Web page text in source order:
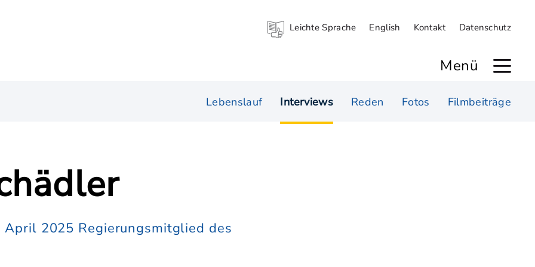
Leichte Sprache English Kontakt Datenschutz
Menü
Lebenslauf Interviews Reden Fotos Filmbeiträge
2025 Regierungsmitglied des